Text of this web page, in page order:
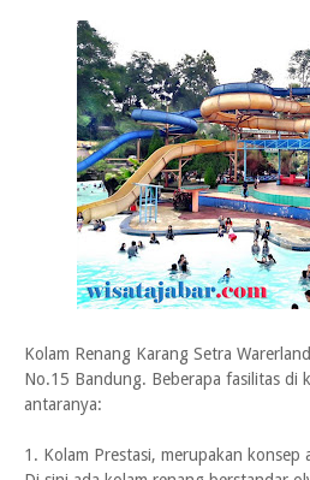
Kolam Renang Karang Setra
No.15 Bandung. Beberapa fasilitas di
antaranya:
1. Kolam Prestasi, merupakan konsep